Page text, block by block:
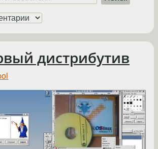
дистрибутив